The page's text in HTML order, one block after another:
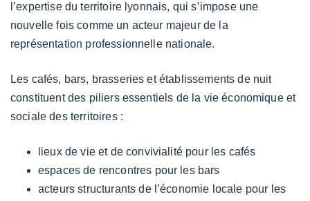
l’expertise du territoire lyonnais, qui s’impose une
nouvelle fois comme un acteur majeur de la
représentation professionnelle nationale.
Les cafés, bars, brasseries et établissements de nuit
constituent des piliers essentiels de la vie économique et
sociale des territoires :
lieux de vie et de convivialité pour les cafés
espaces de rencontres pour les bars
acteurs structurants de l’économie locale pour les